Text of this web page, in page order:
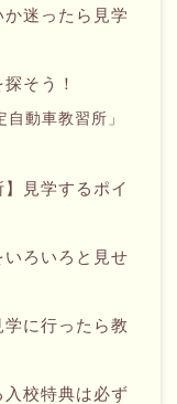
迷ったら見学
そう！
自動車教習所」
】見学するポイ
いろいろと見せ
に行ったら教
入校特典は必ず